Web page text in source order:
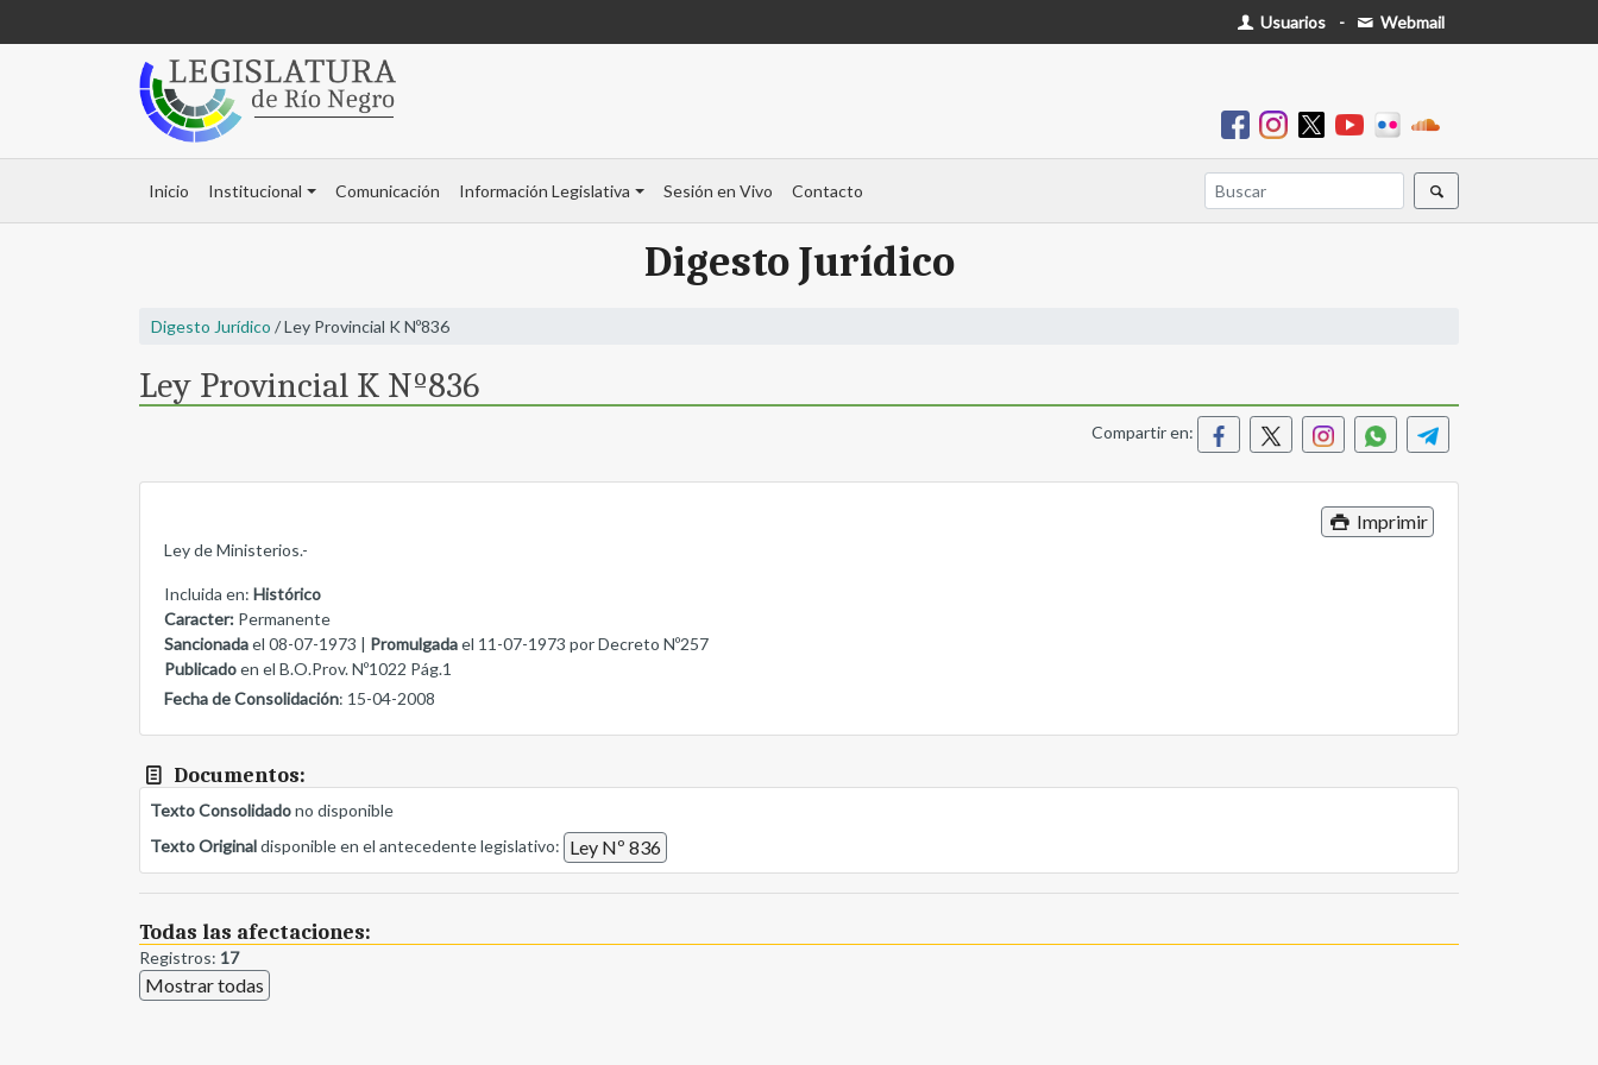
Usuarios - Webmail
Inicio Institucional Comunicación Información Legislativa Sesión en Vivo Contacto
Digesto Jurídico
Digesto Jurídico / Ley Provincial K Nº836
Ley Provincial K Nº836
Compartir en:
Imprimir
Ley de Ministerios.-
Incluida en: Histórico
Caracter: Permanente
Sancionadael 08-07-1973 | Promulgadael 11-07-1973 por Decreto Nº257
Publicadoen el B.O.Prov. Nº1022 Pág.1
Fecha de Consolidación: 15-04-2008
Documentos:
Texto Consolidadono disponible
Texto Originaldisponible en el antecedente legislativo: Ley Nº 836
Todas las afectaciones:
Registros: 17
Mostrar todas